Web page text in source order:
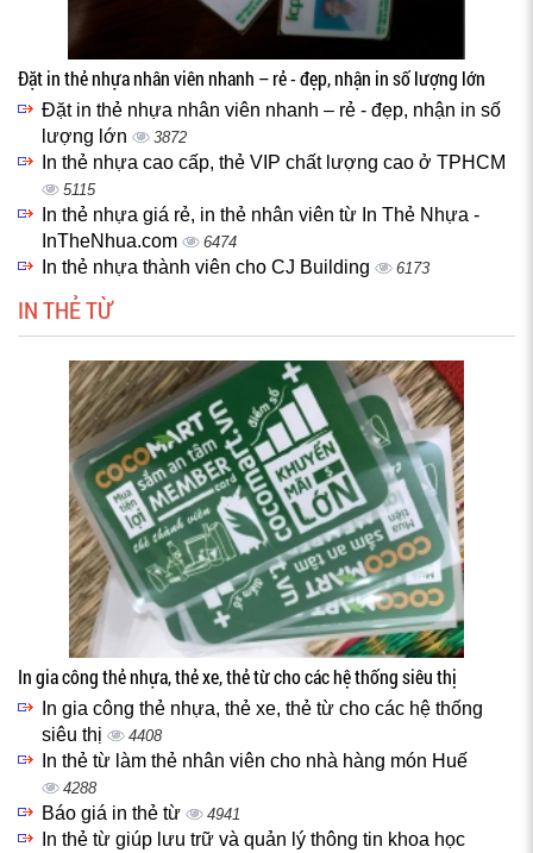
Đặt in thẻ nhựa nhân viên nhanh – rẻ - đẹp, nhận in số lượng lớn
Đặt in thẻ nhựa nhân viên nhanh – rẻ - đẹp, nhận in số
lượng lớn
3872
In thẻ nhựa cao cấp, thẻ VIP chất lượng cao ở TPHCM
5115
In thẻ nhựa giá rẻ, in thẻ nhân viên từ In Thẻ Nhựa -
InTheNhua.com
6474
In thẻ nhựa thành viên cho CJ Building 6173
IN THẺ TỪ
In gia công thẻ nhựa, thẻ xe, thẻ từ cho các hệ thống siêu thị
In gia công thẻ nhựa, thẻ xe, thẻ từ cho các hệ thống
siêu thị
4408
In thẻ từ làm thẻ nhân viên cho nhà hàng món Huế
4288
Báo giá in thẻ từ 4941
In thẻ từ giúp lưu trữ và quản lý thông tin khoa học